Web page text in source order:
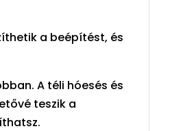
a beépítést, és
A téli hóesés és
teszik a